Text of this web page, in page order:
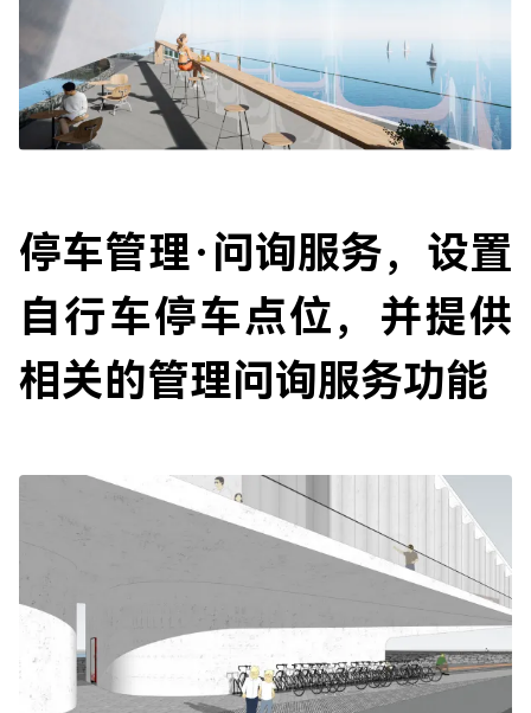
停车管理·问询服务，设置
自行车停车点位，并提供
相关的管理问询服务功能